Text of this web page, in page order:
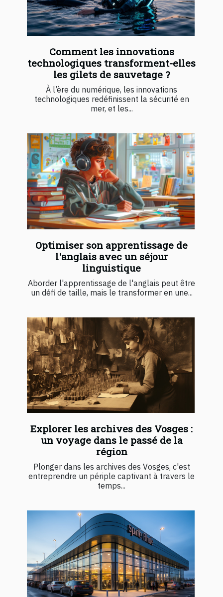
Comment les innovations
technologiques transforment-elles
les gilets de sauvetage ?
À l’ère du numérique, les innovations
technologiques redéfinissent la sécurité en
mer, et les...
Optimiser son apprentissage de
l'anglais avec un séjour
linguistique
Aborder l'apprentissage de l'anglais peut être
un défi de taille, mais le transformer en une...
Explorer les archives des Vosges :
un voyage dans le passé de la
région
Plonger dans les archives des Vosges, c'est
entreprendre un périple captivant à travers le
temps...